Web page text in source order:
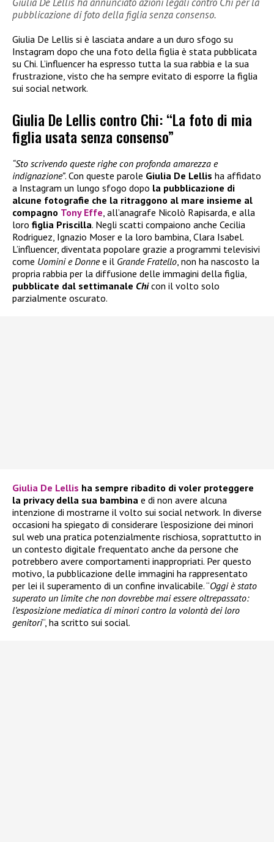
pubblicazione di foto della figlia senza consenso.
Giulia De Lellis si è lasciata andare a un duro sfogo su
Instagram dopo che una foto della figlia è stata pubblicata
su Chi. L’influencer ha espresso tutta la sua rabbia e la sua
frustrazione, visto che ha sempre evitato di esporre la figlia
sui social network.
Giulia De Lellis contro Chi: “La foto di mia
figlia usata senza consenso”
“Sto scrivendo queste righe con profonda amarezza e
indignazione”. Con queste parole Giulia De Lellis ha affidato
a Instagram un lungo sfogo dopo la pubblicazione di
alcune fotografie che la ritraggono al mare insieme al
compagno Tony Effe , all’anagrafe Nicolò Rapisarda, e alla
loro figlia Priscilla. Negli scatti compaiono anche Cecilia
Rodriguez, Ignazio Moser e la loro bambina, Clara Isabel.
L’influencer, diventata popolare grazie a programmi televisivi
come Uomini e Donnee il Grande Fratello , non ha nascosto la
propria rabbia per la diffusione delle immagini della figlia,
pubblicate dal settimanale Chicon il volto solo
parzialmente oscurato.
Giulia De Lellis ha sempre ribadito di voler proteggere
la privacy della sua bambina e di non avere alcuna
intenzione di mostrarne il volto sui social network. In diverse
occasioni ha spiegato di considerare l’esposizione dei minori
sul web una pratica potenzialmente rischiosa, soprattutto in
un contesto digitale frequentato anche da persone che
potrebbero avere comportamenti inappropriati. Per questo
motivo, la pubblicazione delle immagini ha rappresentato
per lei il superamento di un confine invalicabile. “Oggi è stato
superato un limite che non dovrebbe mai essere oltrepassato:
l’esposizione mediatica di minori contro la volontà dei loro
genitori“, ha scritto sui social.